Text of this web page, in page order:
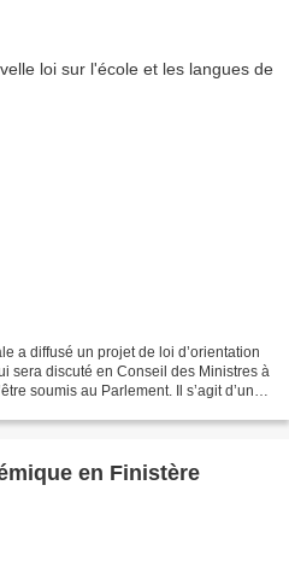
a diffusé un projet de loi d’orientation
sera discuté en Conseil des Ministres à
soumis au Parlement. Il s’agit d’un
en Finistère